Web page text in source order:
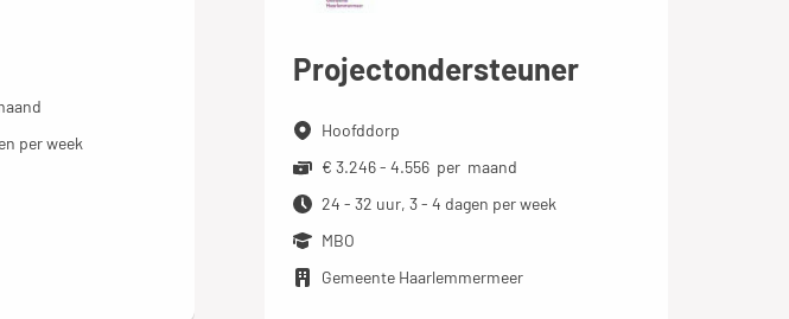
per week
Projectondersteuner
Hoofddorp
€ 3.246 - 4.556 per maand
24 - 32 uur, 3 - 4 dagen per week
MBO
Gemeente Haarlemmermeer